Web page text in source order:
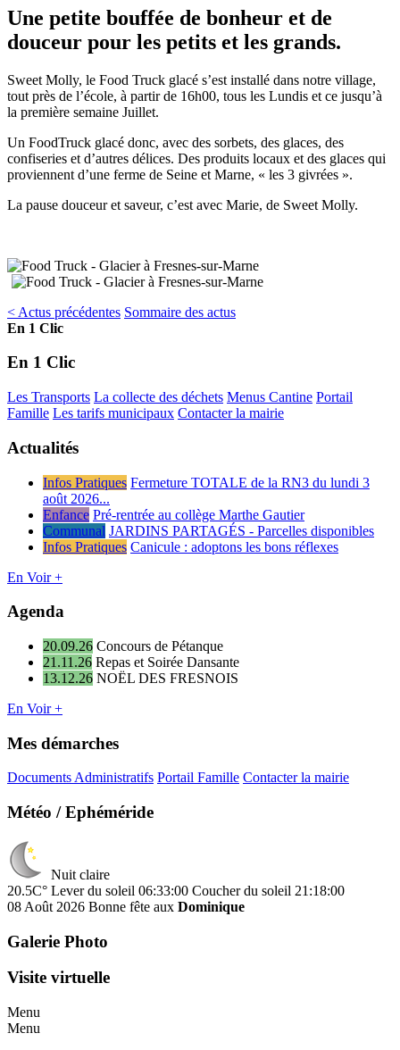
Une petite bouffée de bonheur et de
douceur pour les petits et les grands.
Sweet Molly, le Food Truck glacé s’est installé dans notre village,
tout près de l’école, à partir de 16h00, tous les Lundis et ce jusqu’à
la première semaine Juillet.
Un FoodTruck glacé donc, avec des sorbets, des glaces, des
confiseries et d’autres délices. Des produits locaux et des glaces qui
proviennent d’une ferme de Seine et Marne, « les 3 givrées ».
La pause douceur et saveur, c’est avec Marie, de Sweet Molly.
< Actus précédentes Sommaire des actus
En 1 Clic
En 1 Clic
Les Transports La collecte des déchets Menus Cantine Portail
Famille Les tarifs municipaux Contacter la mairie
Actualités
Infos Pratiques Fermeture TOTALE de la RN3 du lundi 3
août 2026...
Enfance Pré-rentrée au collège Marthe Gautier
Communal JARDINS PARTAGÉS - Parcelles disponibles
Infos Pratiques Canicule : adoptons les bons réflexes
En Voir +
Agenda
20.09.26 Concours de Pétanque
21.11.26 Repas et Soirée Dansante
13.12.26 NOËL DES FRESNOIS
En Voir +
Mes démarches
Documents Administratifs Portail Famille Contacter la mairie
Météo / Ephéméride
Nuit claire
20.5C° Lever du soleil 06:33:00 Coucher du soleil 21:18:00
08 Août 2026 Bonne fête aux Dominique
Galerie Photo
Visite virtuelle
Menu
Menu